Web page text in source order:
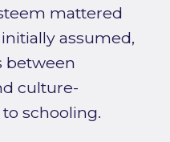
mattered
assumed,
between
culture-
schooling.